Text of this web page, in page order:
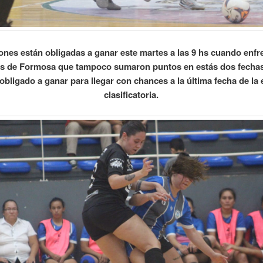
están obligadas a ganar este martes a las 9 hs cuando
de Formosa que tampoco sumaron puntos en estás dos
a ganar para llegar con chances a la última fecha de la
clasificatoria.